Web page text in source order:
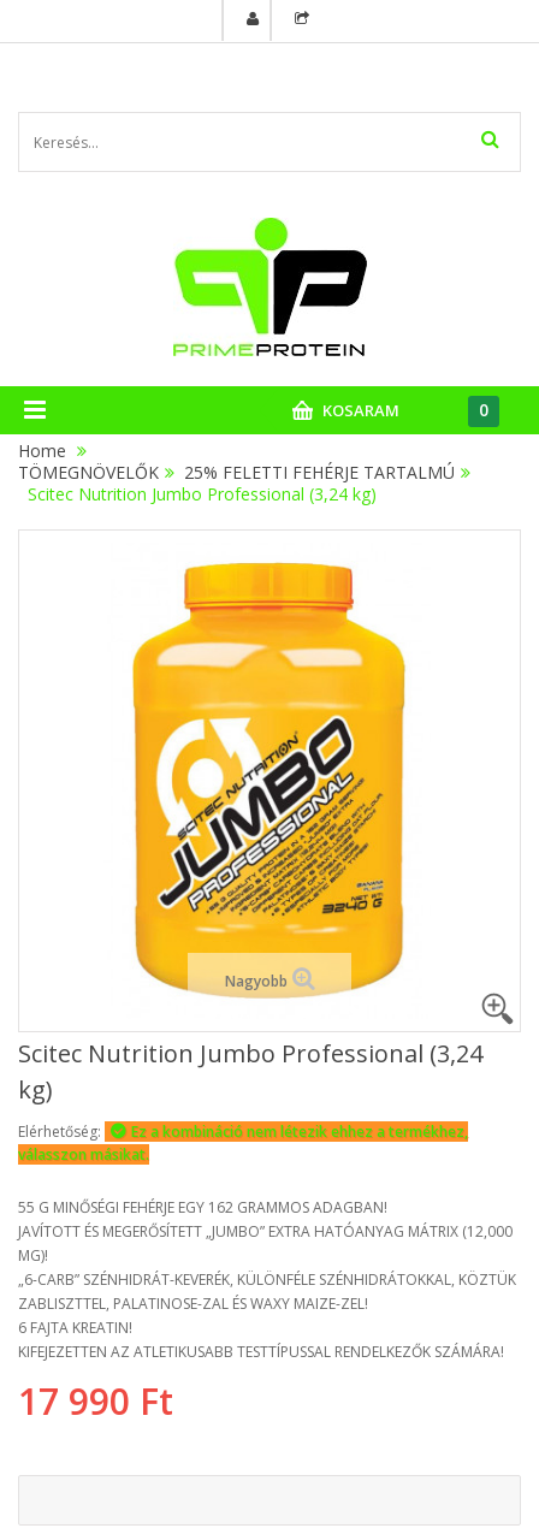
KOSARAM
0
Home
TÖMEGNÖVELŐK
25% FELETTI FEHÉRJE TARTALMÚ
Scitec Nutrition Jumbo Professional (3,24 kg)
Nagyobb
Scitec Nutrition Jumbo Professional (3,24
kg)
Elérhetőség:
Ez a kombináció nem létezik ehhez a termékhez,
válasszon másikat.
55 G MINŐSÉGI FEHÉRJE EGY 162 GRAMMOS ADAGBAN!
JAVÍTOTT ÉS MEGERŐSÍTETT „JUMBO” EXTRA HATÓANYAG MÁTRIX (12,000
MG)!
„6-CARB” SZÉNHIDRÁT-KEVERÉK, KÜLÖNFÉLE SZÉNHIDRÁTOKKAL, KÖZTÜK
ZABLISZTTEL, PALATINOSE-ZAL ÉS WAXY MAIZE-ZEL!
6 FAJTA KREATIN!
KIFEJEZETTEN AZ ATLETIKUSABB TESTTÍPUSSAL RENDELKEZŐK SZÁMÁRA!
17 990 Ft